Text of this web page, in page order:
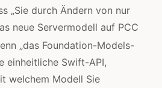
„Sie durch Ändern von nur
neue Servermodell auf PCC
„das Foundation-Models-
einheitliche Swift-API,
welchem Modell Sie